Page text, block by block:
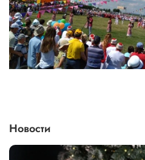
Новости